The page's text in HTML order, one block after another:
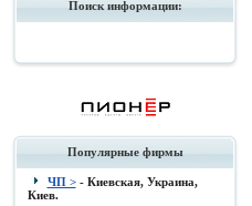
Поиск информации:
Популярные фирмы
ЧП >- Киевская, Украина,
Киев.